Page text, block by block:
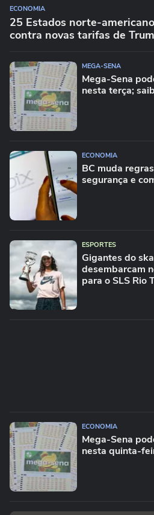
ECONOMIA
25 Estados norte-
contra novas tarifas de
MEGA-SENA
Mega-Sena
nesta terça;
ECONOMIA
BC muda
segurança e
ESPORTES
Gigantes do
desembarcam
para o SLS Rio
ECONOMIA
Mega-Sena
nesta quinta-